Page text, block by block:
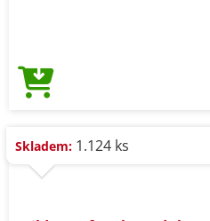
Skladem: 1.124 ks